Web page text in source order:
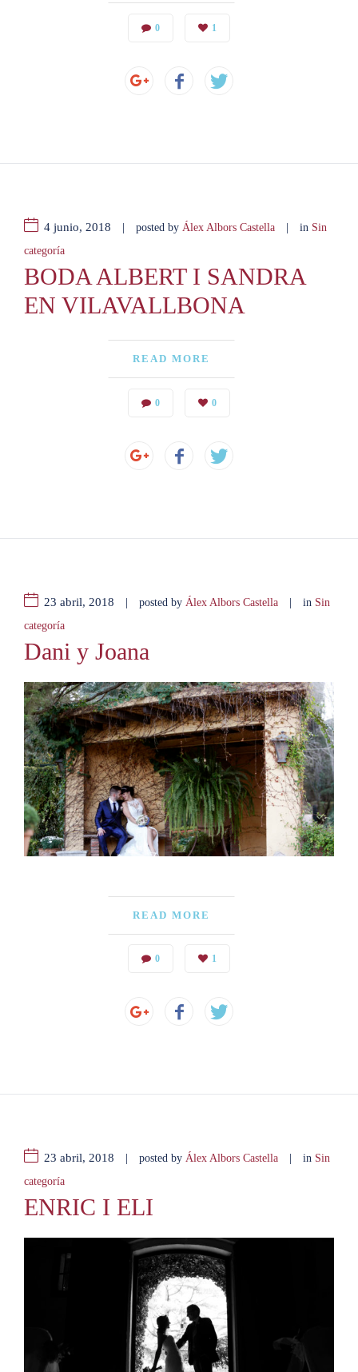
0 1
4 junio, 2018 | posted by Álex Albors Castella | in Sin
categoría
BODA ALBERT I SANDRA
EN VILAVALLBONA
READ MORE
0 0
23 abril, 2018 | posted by Álex Albors Castella | in Sin
categoría
Dani y Joana
READ MORE
0 1
23 abril, 2018 | posted by Álex Albors Castella | in Sin
categoría
ENRIC I ELI